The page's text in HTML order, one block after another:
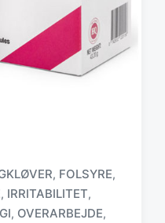
, FOLSYRE,
, IRRITABILITET,
, OVERARBEJDE,